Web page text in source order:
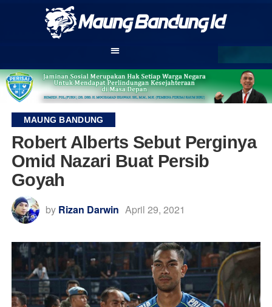
MAUNG BANDUNG
Robert Alberts Sebut Perginya
Omid Nazari Buat Persib
Goyah
by Rizan Darwin April 29, 2021